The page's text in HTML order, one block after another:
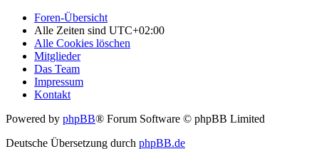
Foren-Übersicht
Alle Zeiten sind UTC+02:00
Alle Cookies löschen
Mitglieder
Das Team
Impressum
Kontakt
Powered by phpBB® Forum Software © phpBB Limited
Deutsche Übersetzung durch phpBB.de